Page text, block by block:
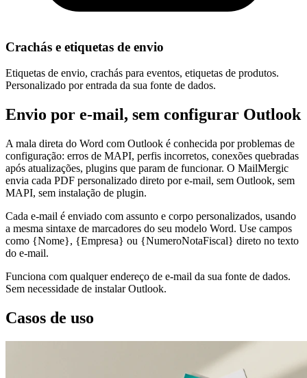
Crachás e etiquetas de envio
Etiquetas de envio, crachás para eventos, etiquetas de produtos.
Personalizado por entrada da sua fonte de dados.
Envio por e-mail, sem configurar Outlook
A mala direta do Word com Outlook é conhecida por problemas de
configuração: erros de MAPI, perfis incorretos, conexões quebradas
após atualizações, plugins que param de funcionar. O MailMergic
envia cada PDF personalizado direto por e-mail, sem Outlook, sem
MAPI, sem instalação de plugin.
Cada e-mail é enviado com assunto e corpo personalizados, usando
a mesma sintaxe de marcadores do seu modelo Word. Use campos
como {Nome}, {Empresa} ou {NumeroNotaFiscal} direto no texto
do e-mail.
Funciona com qualquer endereço de e-mail da sua fonte de dados.
Sem necessidade de instalar Outlook.
Casos de uso